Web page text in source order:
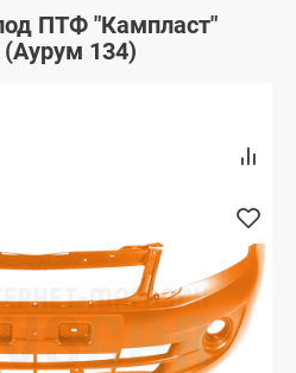
ПТФ "Кампласт"
134)